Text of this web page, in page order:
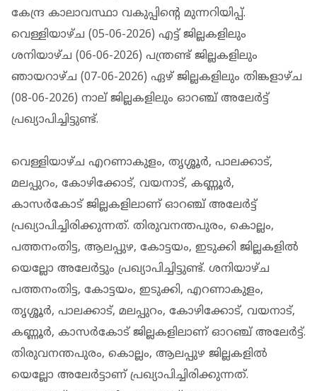
കേന്ദ്ര കാലാവസ്ഥാ വകുപ്പിന്റെ മുന്നറിയിപ്പ്.
വെള്ളിയാഴ്ച (05-06-2026) എട്ട് ജില്ലകളിലും
ശനിയാഴ്ച (06-06-2026) പന്ത്രണ്ട് ജില്ലകളിലും
ഞായറാഴ്ച (07-06-2026) ഏഴ് ജില്ലകളിലും തിങ്കളാഴ്ച
(08-06-2026) നാല് ജില്ലകളിലും ഓറഞ്ച് അലേര്‍ട്ട്
പ്രഖ്യാപിച്ചിട്ടുണ്ട്.
വെള്ളിയാഴ്ച എറണാകുളം, തൃശ്ശൂര്‍, പാലക്കാട്,
മലപ്പുറം, കോഴിക്കോട്, വയനാട്, കണ്ണൂര്‍,
കാസര്‍കോട് ജില്ലകളിലാണ് ഓറഞ്ച് അലേര്‍ട്ട്
പ്രഖ്യാപിച്ചിരിക്കുന്നത്. തിരുവനന്തപുരം, കൊല്ലം,
പത്തനംതിട്ട, ആലപ്പുഴ, കോട്ടയം, ഇടുക്കി ജില്ലകളില്‍
യെല്ലോ അലേര്‍ട്ടും പ്രഖ്യാപിച്ചിട്ടുണ്ട്. ശനിയാഴ്ച
പത്തനംതിട്ട, കോട്ടയം, ഇടുക്കി, എറണാകുളം,
തൃശ്ശൂര്‍, പാലക്കാട്, മലപ്പുറം, കോഴിക്കോട്, വയനാട്,
കണ്ണൂര്‍, കാസര്‍കോട് ജില്ലകളിലാണ് ഓറഞ്ച് അലേര്‍ട്ട്.
തിരുവനന്തപുരം, കൊല്ലം, ആലപ്പുഴ ജില്ലകളില്‍
യെല്ലോ അലേര്‍ട്ടാണ് പ്രഖ്യാപിച്ചിരിക്കുന്നത്.